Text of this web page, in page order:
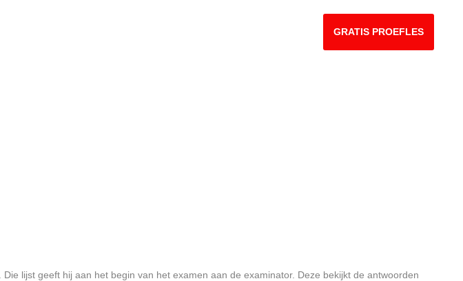
GRATIS PROEFLES
lijst geeft hij aan het begin van het examen aan de examinator. Deze bekijkt de antwoorden